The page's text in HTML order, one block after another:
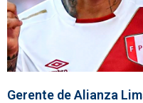
Gerente de Alianza